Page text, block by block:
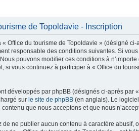
de Topoldavie - Inscription
« Office du tourisme de Topoldavie » (désigné
responsable des conditions suivantes. Si
pouvons modifier ces conditions à
si vous continuez à participer à « Office du
développés par phpBB (désignés ci-après
sur le site de phpBB (en anglais). Le
que nous acceptons et que nous
de ne publier aucun contenu à caractère